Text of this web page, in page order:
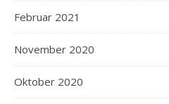
Februar 2021
November 2020
Oktober 2020